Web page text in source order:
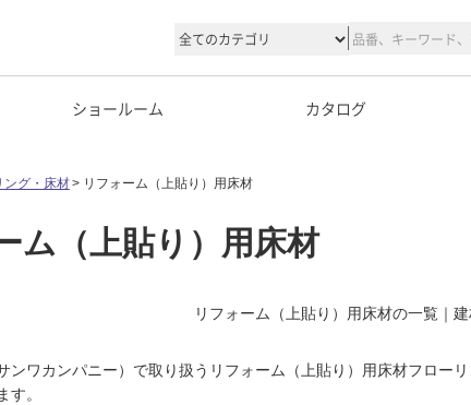
ショールーム カタログ
ング・床材 リフォーム（上貼り）用床材
ム（上貼り）用床材
リフォーム（上貼り）用床材の一覧｜
ンワカンパニー）で取り扱うリフォーム（上貼り）用床材フロー
す。